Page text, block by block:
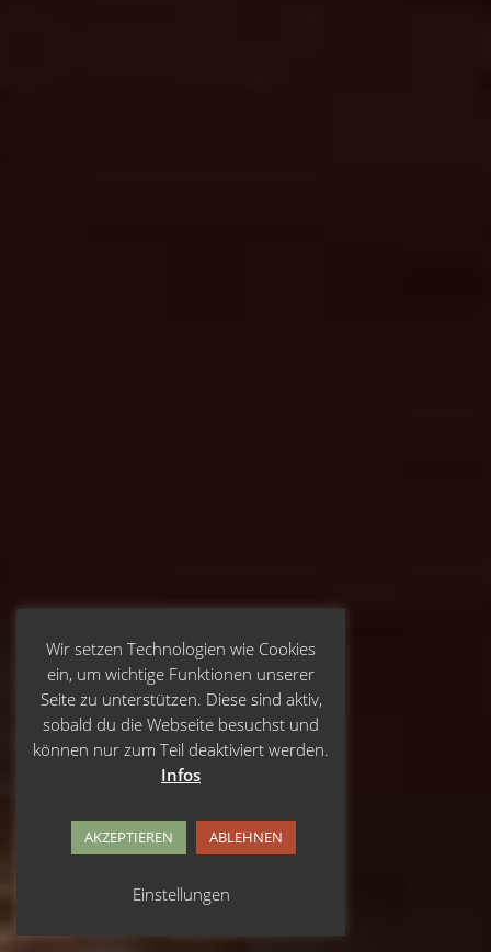
Wir setzen Technologien wie Cookies
ein, um wichtige Funktionen unserer
Seite zu unterstützen. Diese sind aktiv,
sobald du die Webseite besuchst und
können nur zum Teil deaktiviert werden.
Infos
AKZEPTIEREN ABLEHNEN
Einstellungen